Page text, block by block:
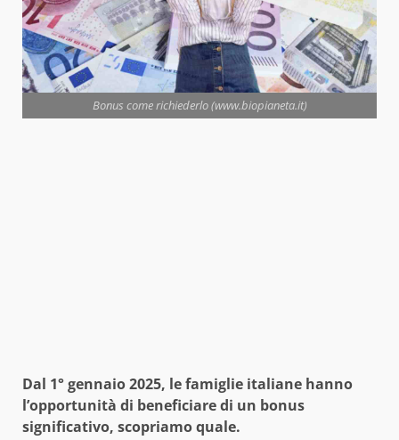
Bonus come richiederlo (www.biopianeta.it)
Dal 1° gennaio 2025, le famiglie italiane hanno
l’opportunità di beneficiare di un bonus
significativo, scopriamo quale.